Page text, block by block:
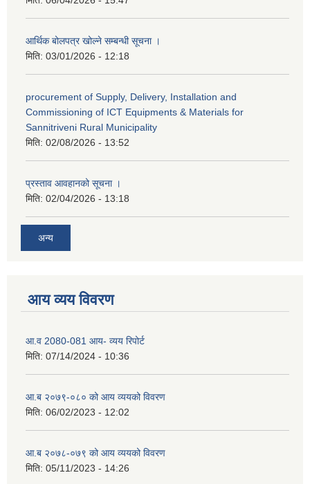
आर्थिक बोलपत्र खोल्ने सम्बन्धी सूचना ।
मिति: 03/01/2026 - 12:18
procurement of Supply, Delivery, Installation and
Commissioning of ICT Equipments & Materials for
Sannitriveni Rural Municipality
मिति: 02/08/2026 - 13:52
प्रस्ताव आवहानको सूचना ।
मिति: 02/04/2026 - 13:18
अन्य
आय व्यय विवरण
आ.व 2080-081 आय- व्यय रिपोर्ट
मिति: 07/14/2024 - 10:36
आ.ब २०७९-०८० को आय व्ययको विवरण
मिति: 06/02/2023 - 12:02
आ.ब २०७८-०७९ को आय व्ययको विवरण
मिति: 05/11/2023 - 14:26